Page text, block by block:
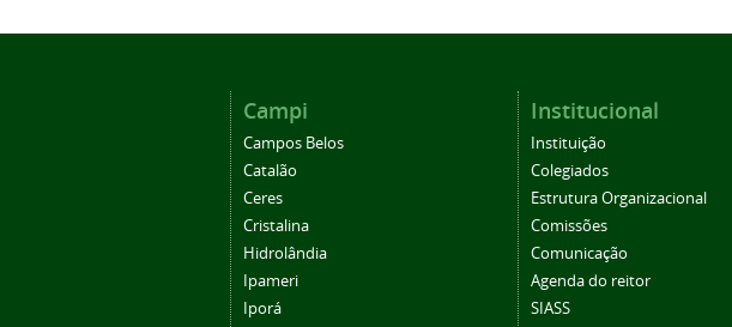
Campos Belos
Catalão
Ceres
Cristalina
Hidrolândia
Ipameri
Iporá
Morrinhos
Posse
Instituição
Estrutura Organizacional
Comissões
Comunicação
Agenda do reitor
SIASS
Eleições CS
SEI/Suap